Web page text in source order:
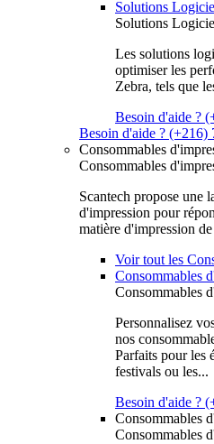
Solutions
Solutions
Les solutions
optimiser les
Zebra, tels que
Besoin d'aide ?
Besoin d'aide ? (+216)
Consommables
Consommables
Scantech propose une
d'impression pour
matière d'impression
Voir tout les
Consommables
Consommables
Personnalisez
nos
Parfaits pour les
festivals ou les...
Besoin d'aide ?
Consommables
Consommables